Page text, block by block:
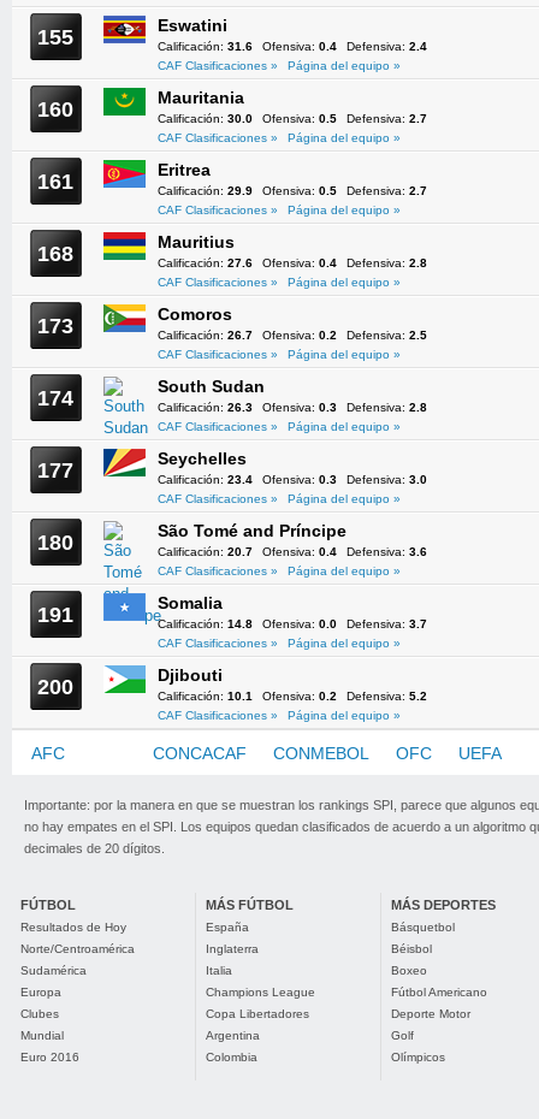
155 Eswatini
Calificación: 31.6 Ofensiva: 0.4 Defensiva: 2.4
CAF Clasificaciones »
Página del equipo »
160 Mauritania
Calificación: 30.0 Ofensiva: 0.5 Defensiva: 2.7
CAF Clasificaciones »
Página del equipo »
161 Eritrea
Calificación: 29.9 Ofensiva: 0.5 Defensiva: 2.7
CAF Clasificaciones »
Página del equipo »
168 Mauritius
Calificación: 27.6 Ofensiva: 0.4 Defensiva: 2.8
CAF Clasificaciones »
Página del equipo »
173 Comoros
Calificación: 26.7 Ofensiva: 0.2 Defensiva: 2.5
CAF Clasificaciones »
Página del equipo »
174 South Sudan
Calificación: 26.3 Ofensiva: 0.3 Defensiva: 2.8
CAF Clasificaciones »
Página del equipo »
177 Seychelles
Calificación: 23.4 Ofensiva: 0.3 Defensiva: 3.0
CAF Clasificaciones »
Página del equipo »
180 São Tomé and Príncipe
Calificación: 20.7 Ofensiva: 0.4 Defensiva: 3.6
CAF Clasificaciones »
Página del equipo »
191 Somalia
Calificación: 14.8 Ofensiva: 0.0 Defensiva: 3.7
CAF Clasificaciones »
Página del equipo »
200 Djibouti
Calificación: 10.1 Ofensiva: 0.2 Defensiva: 5.2
CAF Clasificaciones »
Página del equipo »
AFC CONCACAF CONMEBOL OFC UEFA
Importante: por la manera en que se muestran los rankings SPI, parece que algunos
no hay empates en el SPI. Los equipos quedan clasificados de acuerdo a un algoritmo
decimales de 20 dígitos.
FÚTBOL
Resultados de Hoy
Norte/Centroamérica
Sudamérica
Europa
Clubes
Mundial
Euro 2016
MÁS FÚTBOL
España
Inglaterra
Italia
Champions League
Copa Libertadores
Argentina
Colombia
MÁS DEPORTES
Básquetbol
Béisbol
Boxeo
Fútbol Americano
Deporte Motor
Golf
Olímpicos